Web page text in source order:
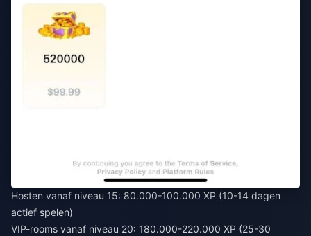
Hosten vanaf niveau 15: 80.000-100.000 XP (10-14 dagen
actief spelen)
VIP-rooms vanaf niveau 20: 180.000-220.000 XP (25-30